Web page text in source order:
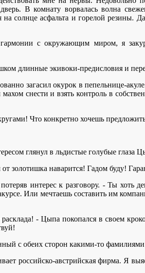
В комнату ворвалась волна
солнце асфальта и горелой резины.
гармонии с окружающим миром, я
длинные экивоки-предисловия и
загасил окурок в пепельнице-
снести и взять контроль в
Что конкретно хочешь
глянул в льдистые голубые глаза
золотишка наварится! Гадом буду!
интерес к разговору. - Ты хоть
Или мечтаешь составить им
- Цыпа покопался в своем
с обеих сторон какими-то
российско-австрийская фирма. Я